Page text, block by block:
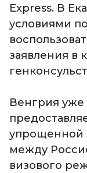
Express. В
условиями
заявления в
Венгрия уже
упрощенной
между
визового